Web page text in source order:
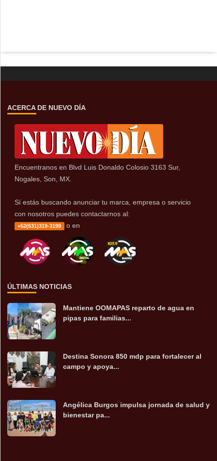
ACERCA DE NUEVO DÍA
Encuentranos en Blvd Luis Donaldo Colosio 3163 Sur,
Nogales, Son, MX.
Sí estás buscando anunciar tu marca, empresa o servicio
con nosotros puedes contactarnos al:
+52(631)319-3199 o en
ÚLTIMAS NOTICIAS
Mantiene OOMAPAS reparto de agua en
pipas para familias...
Destina Sonora 850 mdp para fortalecer al
campo y apoya...
Angélica Burgos impulsa jornada de salud y
bienestar pa...